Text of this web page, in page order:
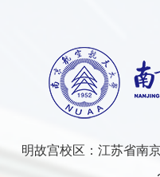
明故宫校区：江苏省南